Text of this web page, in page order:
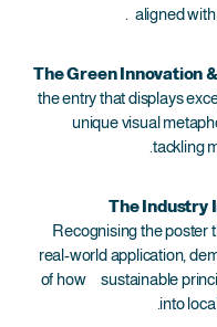
aligned
The Green Innovation
the entry that displays
unique visual
tackling
The Industry
Recognising the poster
real-world application,
of how sustainable
into